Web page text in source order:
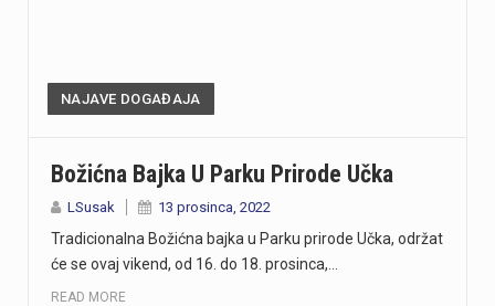
NAJAVE DOGAĐAJA
Božićna Bajka U Parku Prirode Učka
LSusak 13 prosinca, 2022
Tradicionalna Božićna bajka u Parku prirode Učka, održat
će se ovaj vikend, od 16. do 18. prosinca,…
READ MORE